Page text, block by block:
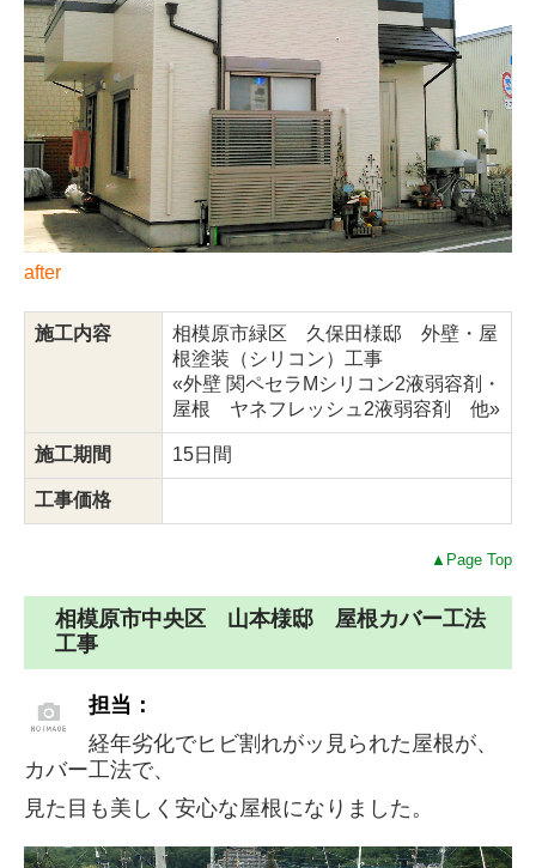
after
施工内容
相模原市緑区 久保田様邸 外壁・屋
根塗装（シリコン）工事
«外壁 関ペセラMシリコン2液弱容剤・
屋根 ヤネフレッシュ2液弱容剤 他»
施工期間 15日間
工事価格
▲Page Top
相模原市中央区 山本様邸 屋根カバー工法
工事
担当：
経年劣化でヒビ割れがッ見られた屋根が、
カバー工法で、
見た目も美しく安心な屋根になりました。